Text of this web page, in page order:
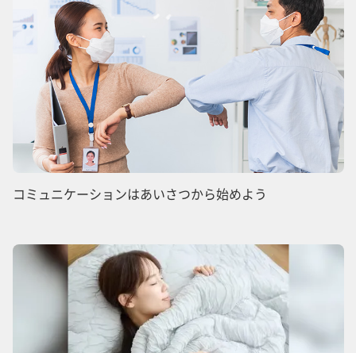
コミュニケーションはあいさつから始めよう